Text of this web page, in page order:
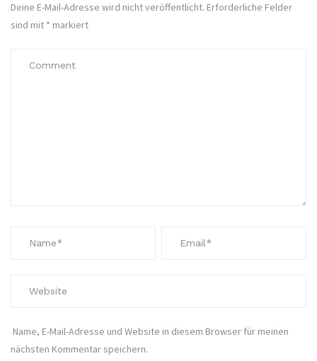
Deine E-Mail-Adresse wird nicht veröffentlicht. Erforderliche Felder
sind mit * markiert
Name, E-Mail-Adresse und Website in diesem Browser für meinen
nächsten Kommentar speichern.